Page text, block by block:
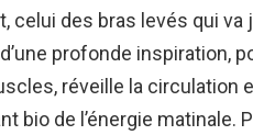
celui des bras levés qui va
profonde inspiration,
réveille la circulation
bio de l’énergie